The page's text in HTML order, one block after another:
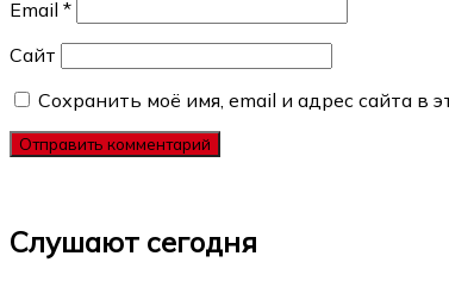
Email *
Сайт
Сохранить моё имя, email и адрес сайта в
Слушают сегодня